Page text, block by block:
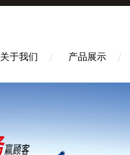
关于我们 产品展示